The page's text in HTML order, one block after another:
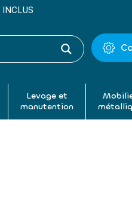
Levage et
manutention